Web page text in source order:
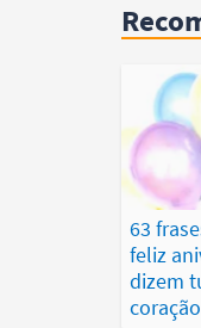
63
feliz
dizem
coração